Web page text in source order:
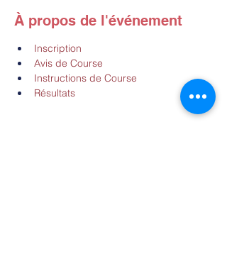
À propos de l'événement
Inscription
Avis de Course
Instructions de Course
Résultats